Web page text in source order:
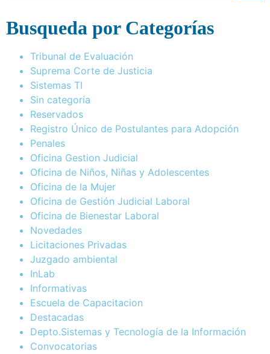
Busqueda por Categorías
Tribunal de Evaluación
Suprema Corte de Justicia
Sistemas TI
Sin categoría
Reservados
Registro Único de Postulantes para Adopción
Penales
Oficina Gestion Judicial
Oficina de Niños, Niñas y Adolescentes
Oficina de la Mujer
Oficina de Gestión Judicial Laboral
Oficina de Bienestar Laboral
Novedades
Licitaciones Privadas
Juzgado ambiental
InLab
Informativas
Escuela de Capacitacion
Destacadas
Depto.Sistemas y Tecnología de la Información
Convocatorias